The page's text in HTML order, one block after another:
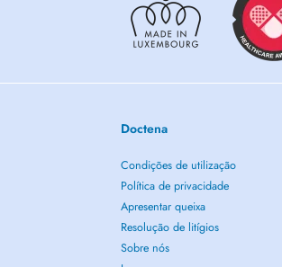
Doctena
Condições de utilização
Política de privacidade
Apresentar queixa
Resolução de litígios
Sobre nós